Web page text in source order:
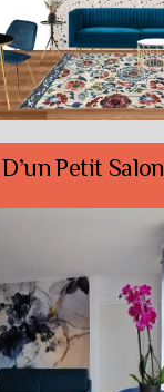
Petit Salon